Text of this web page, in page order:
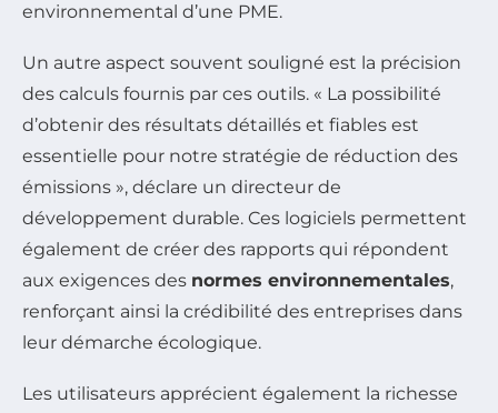
environnemental d’une PME.
Un autre aspect souvent souligné est la précision
des calculs fournis par ces outils. « La possibilité
d’obtenir des résultats détaillés et fiables est
essentielle pour notre stratégie de réduction des
émissions », déclare un directeur de
développement durable. Ces logiciels permettent
également de créer des rapports qui répondent
aux exigences des normes environnementales,
renforçant ainsi la crédibilité des entreprises dans
leur démarche écologique.
Les utilisateurs apprécient également la richesse